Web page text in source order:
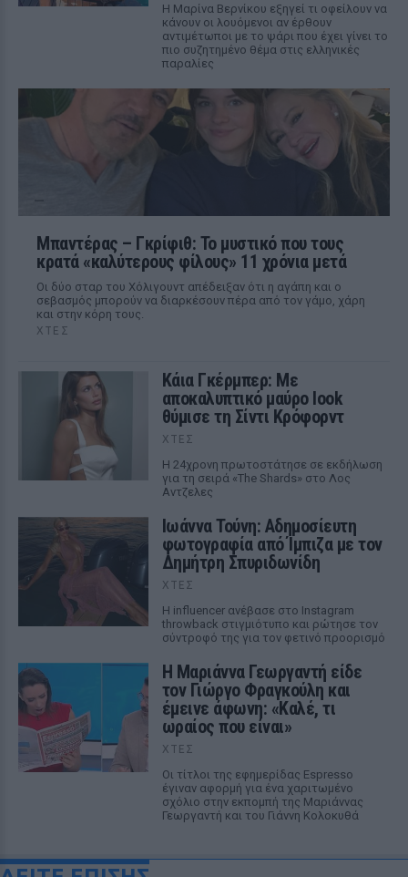
Η Μαρίνα Βερνίκου εξηγεί τι οφείλουν να
κάνουν οι λουόμενοι αν έρθουν
αντιμέτωποι με το ψάρι που έχει γίνει το
πιο συζητημένο θέμα στις ελληνικές
παραλίες
Μπαντέρας – Γκρίφιθ: Το μυστικό που τους
κρατά «καλύτερους φίλους» 11 χρόνια μετά
Οι δύο σταρ του Χόλιγουντ απέδειξαν ότι η αγάπη και ο
σεβασμός μπορούν να διαρκέσουν πέρα από τον γάμο, χάρη
και στην κόρη τους.
ΧΤΕΣ
Κάια Γκέρμπερ: Με
αποκαλυπτικό μαύρο look
θύμισε τη Σίντι Κρόφορντ
ΧΤΕΣ
Η 24χρονη πρωτοστάτησε σε εκδήλωση
για τη σειρά «The Shards» στο Λος
Αντζελες
Ιωάννα Τούνη: Αδημοσίευτη
φωτογραφία από Ίμπιζα με τον
Δημήτρη Σπυριδωνίδη
ΧΤΕΣ
Η influencer ανέβασε στο Instagram
throwback στιγμιότυπο και ρώτησε τον
σύντροφό της για τον φετινό προορισμό
Η Μαριάννα Γεωργαντή είδε
τον Γιώργο Φραγκούλη και
έμεινε άφωνη: «Καλέ, τι
ωραίος που είναι»
ΧΤΕΣ
Οι τίτλοι της εφημερίδας Espresso
έγιναν αφορμή για ένα χαριτωμένο
σχόλιο στην εκπομπή της Μαριάννας
Γεωργαντή και του Γιάννη Κολοκυθά